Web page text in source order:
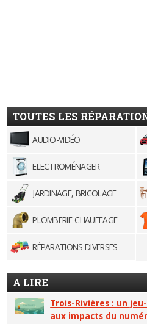
TOUTES LES
AUDIO-VIDÉO
ELECTROMÉNAGER
JARDINAGE, BRICOLAGE
PLOMBERIE-CHAUFFAGE
RÉPARATIONS DIVERSES
A LIRE
Trois-Rivières : un
aux impacts du